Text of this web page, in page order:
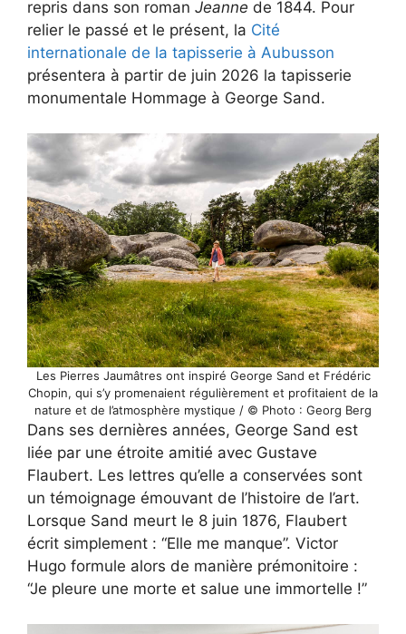
repris dans son roman Jeanne de 1844. Pour
relier le passé et le présent, la Cité
internationale de la tapisserie à Aubusson
présentera à partir de juin 2026 la tapisserie
monumentale Hommage à George Sand.
Les Pierres Jaumâtres ont inspiré George Sand et Frédéric
Chopin, qui s’y promenaient régulièrement et profitaient de la
nature et de l’atmosphère mystique / © Photo : Georg Berg
Dans ses dernières années, George Sand est
liée par une étroite amitié avec Gustave
Flaubert. Les lettres qu’elle a conservées sont
un témoignage émouvant de l’histoire de l’art.
Lorsque Sand meurt le 8 juin 1876, Flaubert
écrit simplement : “Elle me manque”. Victor
Hugo formule alors de manière prémonitoire :
“Je pleure une morte et salue une immortelle !”